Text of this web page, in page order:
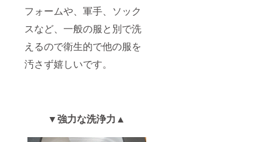
フォームや、軍手、ソック
スなど、一般の服と別で洗
えるので衛生的で他の服を
汚さず嬉しいです。
▼強力な洗浄力▲